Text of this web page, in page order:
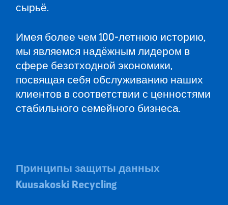
сырьё.
Имея более чем 100-летнюю историю,
мы являемся надёжным лидером в
сфере безотходной экономики,
посвящая себя обслуживанию наших
клиентов в соответствии с ценностями
стабильного семейного бизнеса.
Принципы защиты данных
Kuusakoski Recycling